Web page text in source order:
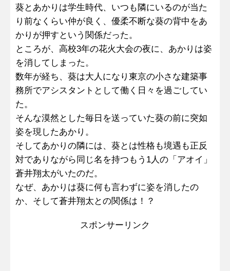
葵とあかりは学生時代、いつも隣にいるのが当た
り前なくらい仲が良く、優柔不断な葵の背中をあ
かりが押すという関係だった。
ところが、高校3年の花火大会の夜に、あかりは姿
を消してしまった。
数年が経ち、葵は大人になり東京の小さな建築事
務所でアシスタントとして働く日々を過ごしてい
た。
そんな漠然とした毎日を送っていた葵の前に突如
姿を現したあかり。
そしてあかりの隣には、葵とは性格も境遇も正反
対でありながら同じ名を持つもう1人の「アオイ」
蒼井翔太がいたのだ。
なぜ、あかりは葵に何も言わずに姿を消したの
か、そして蒼井翔太との関係は！？
スポンサーリンク